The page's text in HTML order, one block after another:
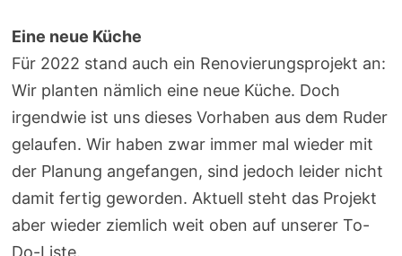
Eine neue Küche
Für 2022 stand auch ein Renovierungsprojekt an:
Wir planten nämlich eine neue Küche. Doch
irgendwie ist uns dieses Vorhaben aus dem Ruder
gelaufen. Wir haben zwar immer mal wieder mit
der Planung angefangen, sind jedoch leider nicht
damit fertig geworden. Aktuell steht das Projekt
aber wieder ziemlich weit oben auf unserer To-
Do-Liste.